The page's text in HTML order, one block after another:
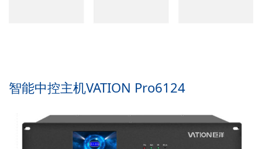
智能中控主机VATION Pro6124